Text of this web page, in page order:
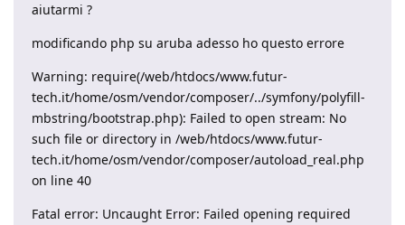
aiutarmi ?
modificando php su aruba adesso ho questo errore
Warning: require(/web/htdocs/www.futur-
tech.it/home/osm/vendor/composer/../symfony/polyfill-
mbstring/bootstrap.php): Failed to open stream: No
such file or directory in /web/htdocs/www.futur-
tech.it/home/osm/vendor/composer/autoload_real.php
on line 40
Fatal error: Uncaught Error: Failed opening required